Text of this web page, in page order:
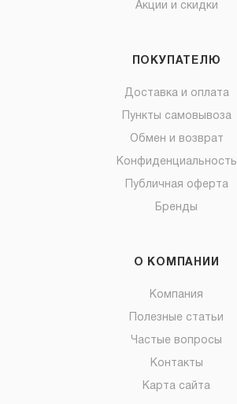
Акции и скидки
ПОКУПАТЕЛЮ
Доставка и оплата
Пункты самовывоза
Обмен и возврат
Конфиденциальность
Публичная оферта
Бренды
О КОМПАНИИ
Компания
Полезные статьи
Частые вопросы
Контакты
Карта сайта